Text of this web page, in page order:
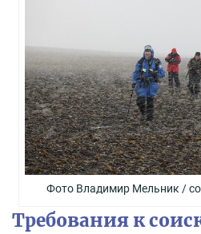
Фото Владимир Мельник /
Требования к